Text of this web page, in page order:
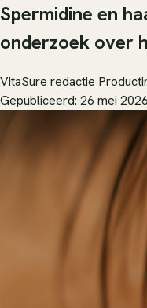
Spermidine en
onderzoek over
VitaSure redactie
Gepubliceerd: 26 mei 2026